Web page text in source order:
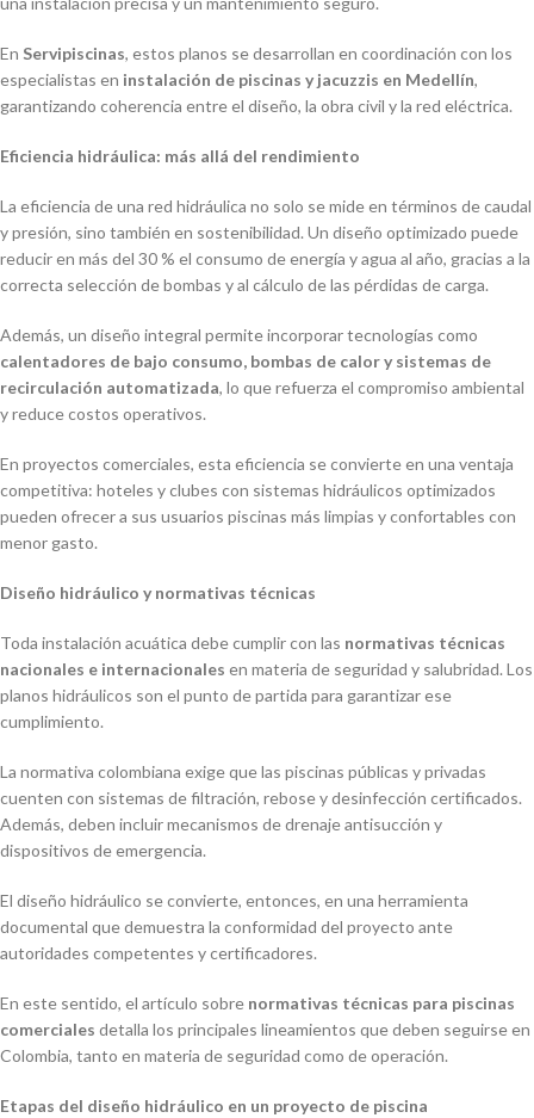
En Servipiscinas, estos planos se desarrollan en coordinación con los
especialistas en instalación de piscinas y jacuzzis en Medellín,
garantizando coherencia entre el diseño, la obra civil y la red eléctrica.
Eficiencia hidráulica: más allá del rendimiento
La eficiencia de una red hidráulica no solo se mide en términos de caudal
y presión, sino también en sostenibilidad. Un diseño optimizado puede
reducir en más del 30 % el consumo de energía y agua al año, gracias a la
correcta selección de bombas y al cálculo de las pérdidas de carga.
Además, un diseño integral permite incorporar tecnologías como
calentadores de bajo consumo, bombas de calor y sistemas de
recirculación automatizada, lo que refuerza el compromiso ambiental
y reduce costos operativos.
En proyectos comerciales, esta eficiencia se convierte en una ventaja
competitiva: hoteles y clubes con sistemas hidráulicos optimizados
pueden ofrecer a sus usuarios piscinas más limpias y confortables con
menor gasto.
Diseño hidráulico y normativas técnicas
Toda instalación acuática debe cumplir con las normativas técnicas
nacionales e internacionales en materia de seguridad y salubridad. Los
planos hidráulicos son el punto de partida para garantizar ese
cumplimiento.
La normativa colombiana exige que las piscinas públicas y privadas
cuenten con sistemas de filtración, rebose y desinfección certificados.
Además, deben incluir mecanismos de drenaje antisucción y
dispositivos de emergencia.
El diseño hidráulico se convierte, entonces, en una herramienta
documental que demuestra la conformidad del proyecto ante
autoridades competentes y certificadores.
En este sentido, el artículo sobre normativas técnicas para piscinas
comerciales detalla los principales lineamientos que deben seguirse en
Colombia, tanto en materia de seguridad como de operación.
Etapas del diseño hidráulico en un proyecto de piscina